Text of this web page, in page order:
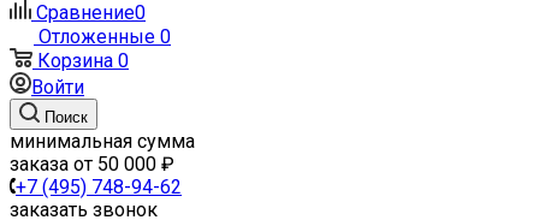
Сравнение0
Отложенные 0
Корзина 0
Войти
Поиск
минимальная сумма
заказа от 50 000 ₽
+7 (495) 748-94-62
заказать звонок